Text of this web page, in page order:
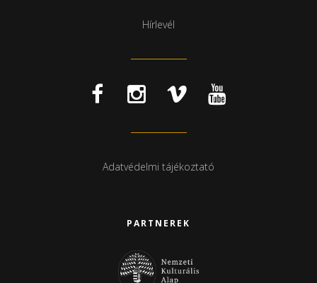
Hírlevél
Adatvédelmi tájékoztató
PARTNEREK